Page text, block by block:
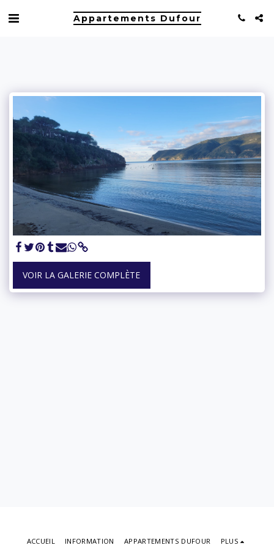
Appartements Dufour
VOIR LA GALERIE COMPLÈTE
ACCUEIL INFORMATION APPARTEMENTS DUFOUR PLUS